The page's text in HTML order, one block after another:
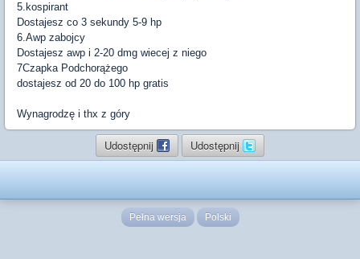
5.kospirant
Dostajesz co 3 sekundy 5-9 hp
6.Awp zabojcy
Dostajesz awp i 2-20 dmg wiecej z niego
7Czapka Podchorążego
dostajesz od 20 do 100 hp gratis
Wynagrodzę i thx z góry
Udostępnij Udostępnij
Pełna wersja Polski